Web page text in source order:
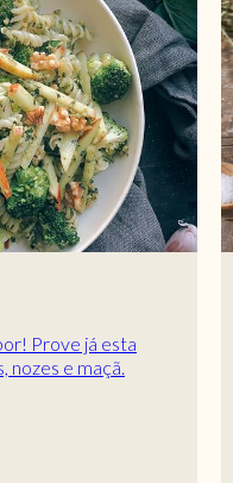
Prove já esta
nozes e maçã.